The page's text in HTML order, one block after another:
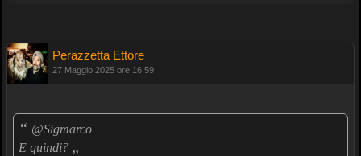
Perazzetta Ettore
27 Maggio 2025 ore 16:59
“ @Sigmarco
E quindi? „